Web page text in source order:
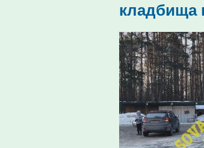
кладбища